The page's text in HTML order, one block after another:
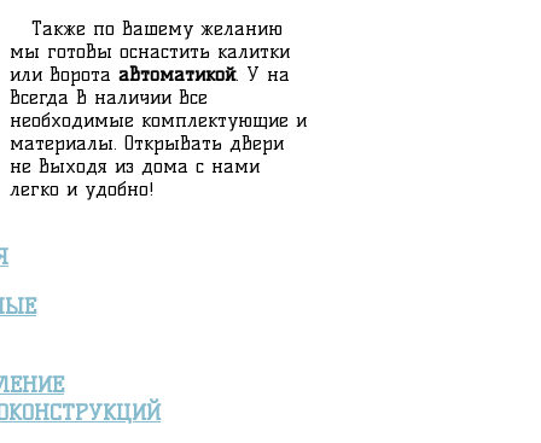
Также по Вашему желанию
мы готовы оснастить калитки
или ворота автоматикой. У на
всегда в наличии все
необходимые комплектующие и
материалы. Открывать двери
не выходя из дома с нами
легко и удобно!